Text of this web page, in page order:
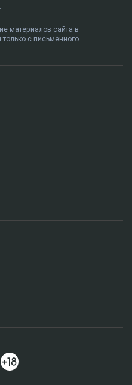
материалов сайта в
с письменного